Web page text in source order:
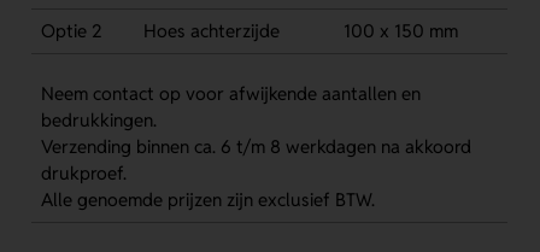
Optie 2
Hoes achterzijde 100 x 150 mm
Neem contact op voor afwijkende aantallen en
bedrukkingen.
Verzending binnen ca. 6 t/m 8 werkdagen na akkoord
drukproef.
Alle genoemde prijzen zijn exclusief BTW.